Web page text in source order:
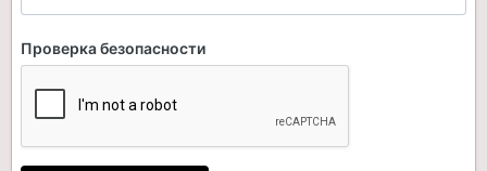
Проверка безопасности